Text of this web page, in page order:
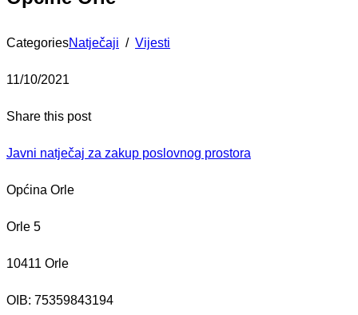
CategoriesNatječaji / Vijesti
11/10/2021
Share this post
Javni natječaj za zakup poslovnog prostora
Općina Orle
Orle 5
10411 Orle
OIB: 75359843194